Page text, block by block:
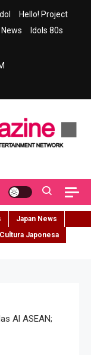
Hello! Project
Idols 80s
Japan News
Cultura Japonesa
Al ASEAN;